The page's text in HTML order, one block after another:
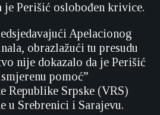
je Perišić oslobođen krivice.
Apelacionog
obrazlažući tu presudu
nije dokazalo da je Perišić
pomoć”
Republike Srpske (VRS)
u Srebrenici i Sarajevu.